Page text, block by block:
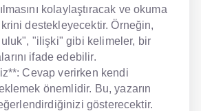
kolaylaştıracak ve okuma
destekleyecektir. Örneğin,
"ilişki" gibi kelimeler, bir
ifade edebilir.
Cevap verirken kendi
önemlidir. Bu, yazarın
gösterecektir.